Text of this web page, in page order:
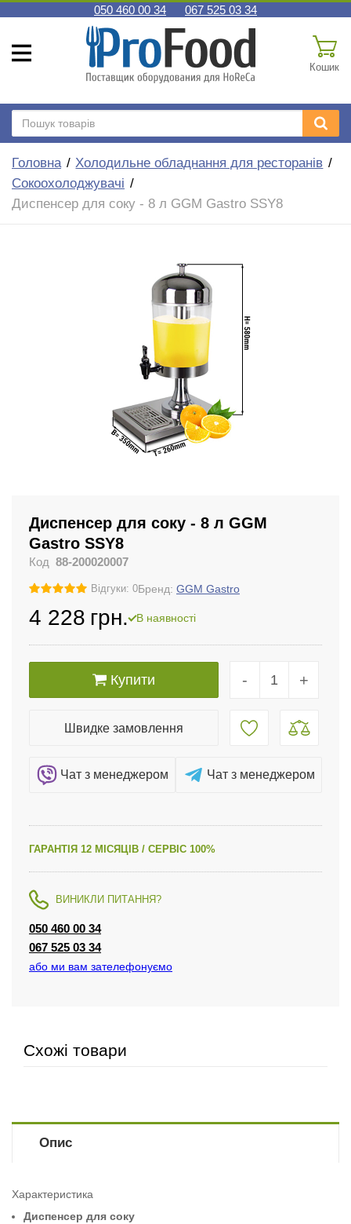
050 460 00 34 067 525 03 34
Кошик
Головна
Холодильне обладнання для ресторанів
Сокоохолоджувачі
Диспенсер для соку - 8 л GGM Gastro SSY8
Диспенсер для соку - 8 л GGM
Gastro SSY8
Код 88-200020007
Відгуки: 0Бренд: GGM Gastro
4 228 грн. В наявності
- +
Купити
Швидке замовлення
Чат з менеджером Чат з менеджером
ГАРАНТІЯ 12 МІСЯЦІВ / СЕРВІС 100%
ВИНИКЛИ ПИТАННЯ?
050 460 00 34
067 525 03 34
або ми вам зателефонуємо
Схожі товари
Опис
Характеристика
Диспенсер для соку